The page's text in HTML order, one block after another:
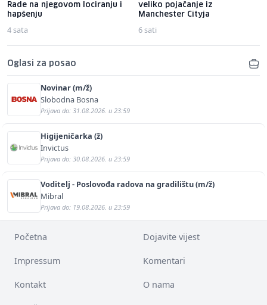
Rade na njegovom lociranju i
hapšenju
4 sata
veliko pojačanje iz
Manchester Cityja
6 sati
Oglasi za posao
Novinar (m/ž)
Slobodna Bosna
Prijava do: 31.08.2026. u 23:59
Higijeničarka (ž)
Invictus
Prijava do: 30.08.2026. u 23:59
Voditelj - Poslovođa radova na gradilištu (m/ž)
Mibral
Prijava do: 19.08.2026. u 23:59
Početna Dojavite vijest
Impressum Komentari
Kontakt O nama